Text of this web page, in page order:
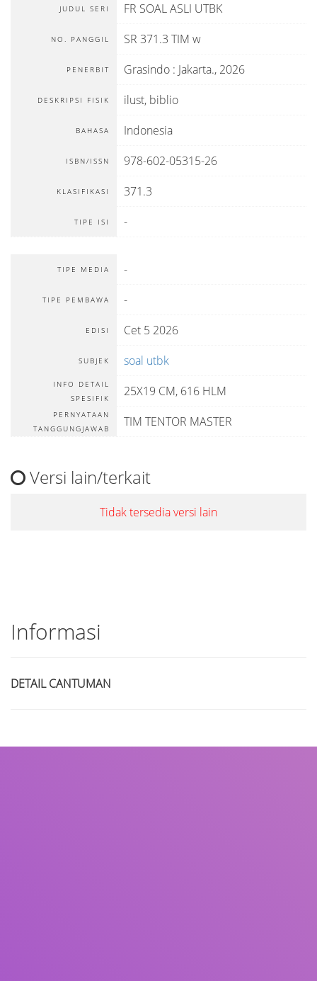
JUDUL SERI FR SOAL ASLI UTBK
NO. PANGGIL SR 371.3 TIM w
PENERBIT Grasindo : Jakarta., 2026
DESKRIPSI FISIK ilust, biblio
BAHASA Indonesia
ISBN/ISSN 978-602-05315-26
KLASIFIKASI 371.3
TIPE ISI -
TIPE MEDIA -
TIPE PEMBAWA -
EDISI Cet 5 2026
SUBJEK soal utbk
INFO DETAIL
SPESIFIK
25X19 CM, 616 HLM
PERNYATAAN
TANGGUNGJAWAB
TIM TENTOR MASTER
Versi lain/terkait
Tidak tersedia versi lain
Informasi
DETAIL CANTUMAN